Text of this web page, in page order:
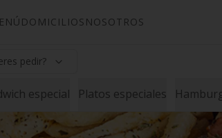
DOMICILIOS NOSOTROS
pedir?
especial Platos especiales